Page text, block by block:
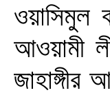
ওয়াসিমুল
আওয়ামী